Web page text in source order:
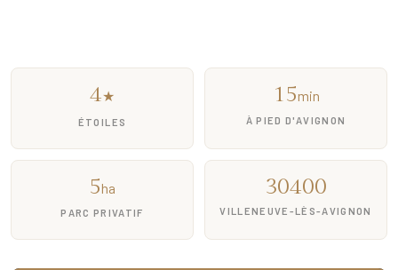
4★
ÉTOILES
15min
À PIED D'AVIGNON
5ha
PARC PRIVATIF
30400
VILLENEUVE-LÈS-AVIGNON